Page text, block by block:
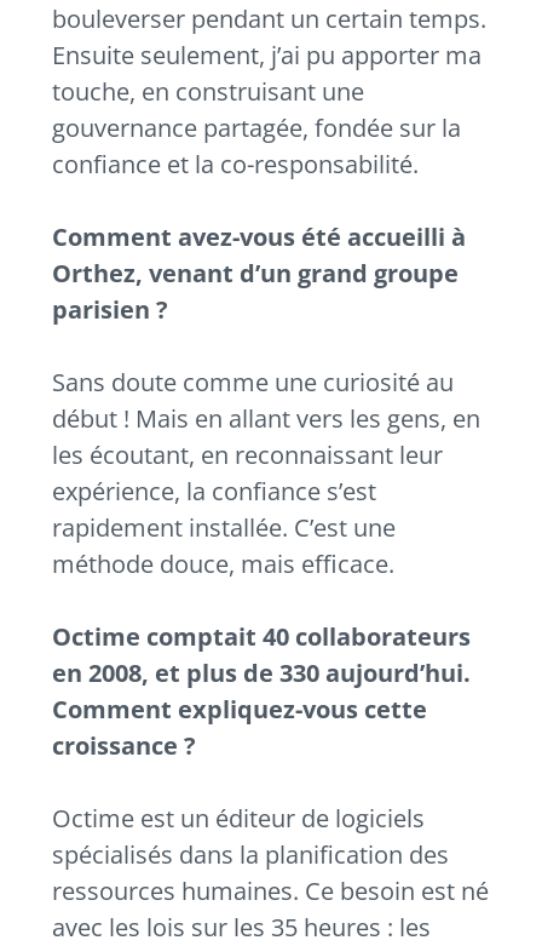
bouleverser pendant un certain temps.
Ensuite seulement, j’ai pu apporter ma
touche, en construisant une
gouvernance partagée, fondée sur la
confiance et la co-responsabilité.
Comment avez-vous été accueilli à
Orthez, venant d’un grand groupe
parisien ?
Sans doute comme une curiosité au
début ! Mais en allant vers les gens, en
les écoutant, en reconnaissant leur
expérience, la confiance s’est
rapidement installée. C’est une
méthode douce, mais efficace.
Octime comptait 40 collaborateurs
en 2008, et plus de 330 aujourd’hui.
Comment expliquez-vous cette
croissance ?
Octime est un éditeur de logiciels
spécialisés dans la planification des
ressources humaines. Ce besoin est né
avec les lois sur les 35 heures : les